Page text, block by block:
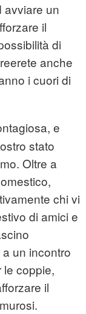
avviare un
il
di
anche
i cuori di
e
stato
Oltre a
chi vi
di amici e
un incontro
le coppie,
il